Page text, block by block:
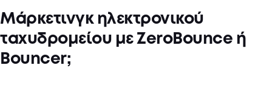
Μάρκετινγκ ηλεκτρονικού
ταχυδρομείου με ZeroBounce ή
Bouncer;